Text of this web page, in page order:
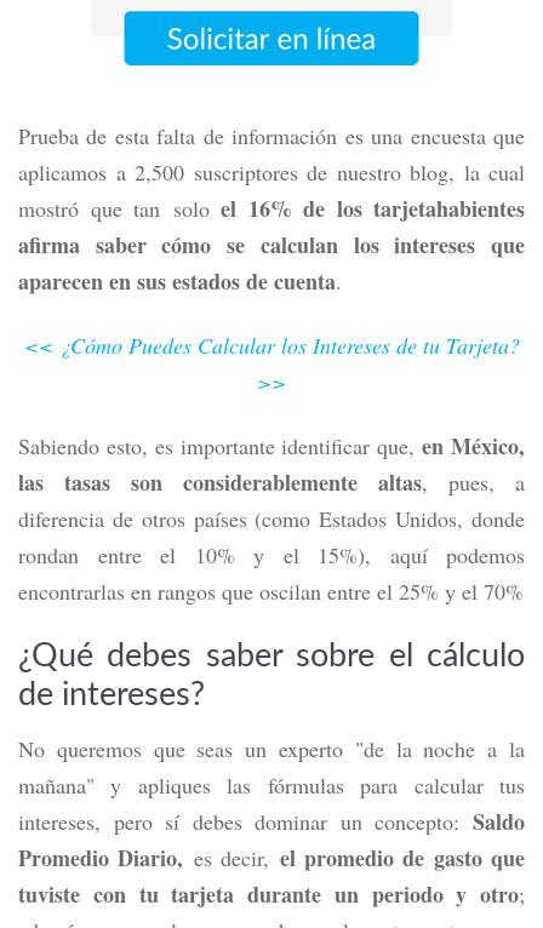
Prueba de esta falta de información es una encuesta que
aplicamos a 2,500 suscriptores de nuestro blog, la cual
mostró que tan soloel 16% de los tarjetahabientes
afirma saber cómo se calculan los intereses que
aparecen en sus estados de cuenta.
<< ¿Cómo Puedes Calcular los Intereses de tu Tarjeta?
>>
Sabiendo esto, es importante identificar que,en México,
las tasas son considerablemente altas, pues, a
diferencia de otros países (como Estados Unidos, donde
rondan entre el 10% y el 15%), aquí podemos
encontrarlas en rangos que oscilan entre el 25% y el 70%
¿Qué debes saber sobre el cálculo
de intereses?
No queremos que seas un experto "de la noche a la
mañana" y apliques las fórmulas para calcular tus
intereses, pero sí debes dominar un concepto: Saldo
Promedio Diario, es decir, el promedio de gasto que
tuviste con tu tarjeta durante un periodo y otro;